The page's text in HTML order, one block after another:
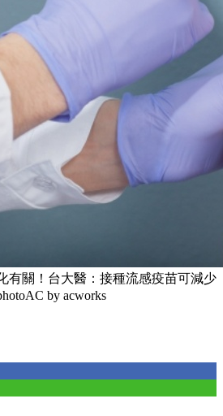
有關！台大醫：接種流感疫苗可減少
by acworks